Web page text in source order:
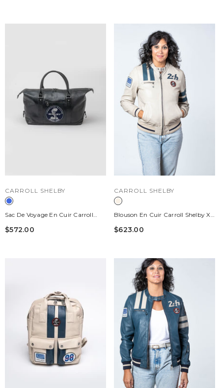
DISTRIBUTEUR :
CARROLL SHELBY
Sac De Voyage En Cuir Carroll
Shelby BIG D 48H Sheep Crown
$572.00
DISTRIBUTEUR :
CARROLL SHELBY
Blouson En Cuir Carroll Shelby X
Le Mans Modèle "Cobra Women"
$623.00